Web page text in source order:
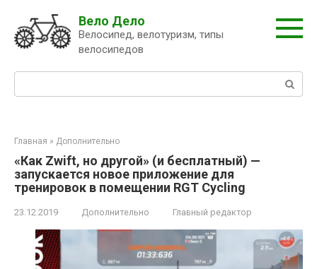
контенту
Вело Дело
Велосипед, велотуризм, типы
велосипедов
Главная » Дополнительно
«Как Zwift, но другой» (и бесплатный) —
запускается новое приложение для
тренировок в помещении RGT Cycling
23.12.2019 Дополнительно Главный редактор